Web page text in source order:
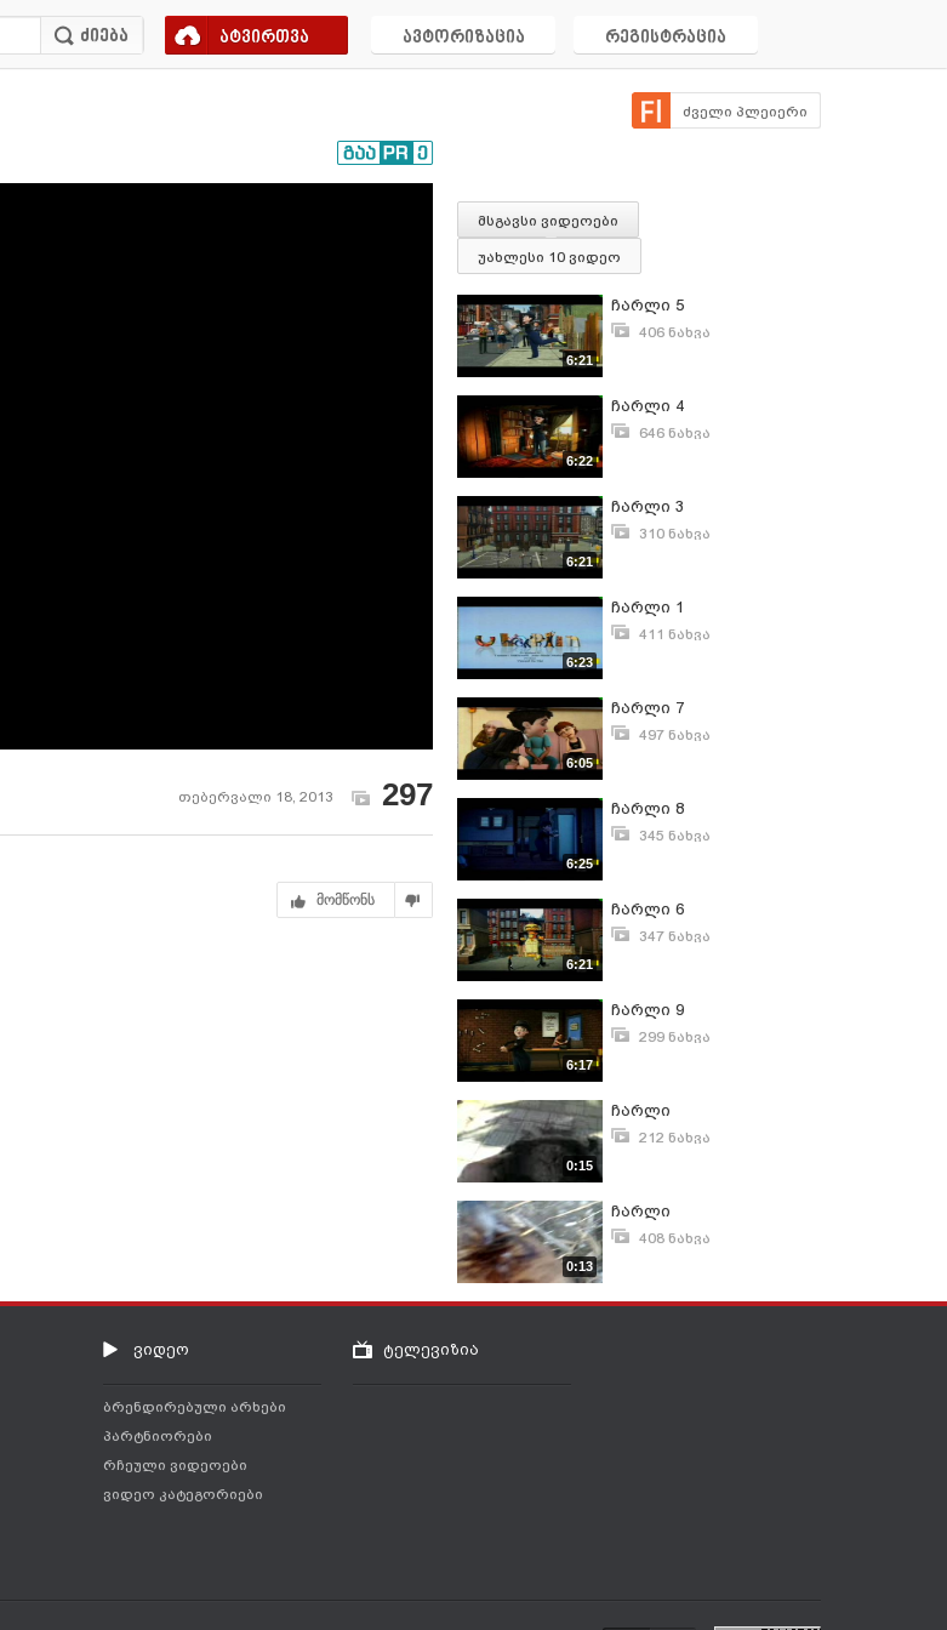
ატვირთვა ავტორიზაცია რეგისტრაცია
ძველი პლეიერი
თებერვალი 18, 2013 297
მომწონს
მსგავსი ვიდეოები
უახლესი 10 ვიდეო
6:21
ჩარლი 5
406 ნახვა
6:22
ჩარლი 4
646 ნახვა
6:21
ჩარლი 3
310 ნახვა
6:23
ჩარლი 1
411 ნახვა
6:05
ჩარლი 7
497 ნახვა
6:25
ჩარლი 8
345 ნახვა
6:21
ჩარლი 6
347 ნახვა
6:17
ჩარლი 9
299 ნახვა
0:15
ჩარლი
212 ნახვა
0:13
ჩარლი
408 ნახვა
ვიდეო
ბრენდირებული არხები
პარტნიორები
რჩეული ვიდეოები
ვიდეო კატეგორიები
ტელევიზია